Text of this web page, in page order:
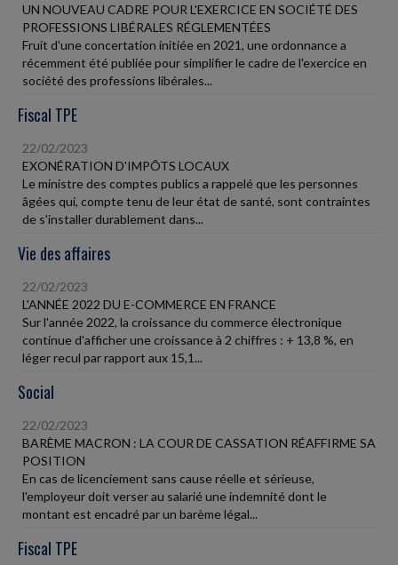
UN NOUVEAU CADRE POUR L'EXERCICE EN SOCIÉTÉ DES
PROFESSIONS LIBÉRALES RÉGLEMENTÉES
Fruit d'une concertation initiée en 2021, une ordonnance a
récemment été publiée pour simplifier le cadre de l'exercice en
société des professions libérales...
Fiscal TPE
22/02/2023
EXONÉRATION D'IMPÔTS LOCAUX
Le ministre des comptes publics a rappelé que les personnes
âgées qui, compte tenu de leur état de santé, sont contraintes
de s'installer durablement dans...
Vie des affaires
22/02/2023
L'ANNÉE 2022 DU E-COMMERCE EN FRANCE
Sur l'année 2022, la croissance du commerce électronique
continue d'afficher une croissance à 2 chiffres : + 13,8 %, en
léger recul par rapport aux 15,1...
Social
22/02/2023
BARÈME MACRON : LA COUR DE CASSATION RÉAFFIRME SA
POSITION
En cas de licenciement sans cause réelle et sérieuse,
l'employeur doit verser au salarié une indemnité dont le
montant est encadré par un barème légal...
Fiscal TPE